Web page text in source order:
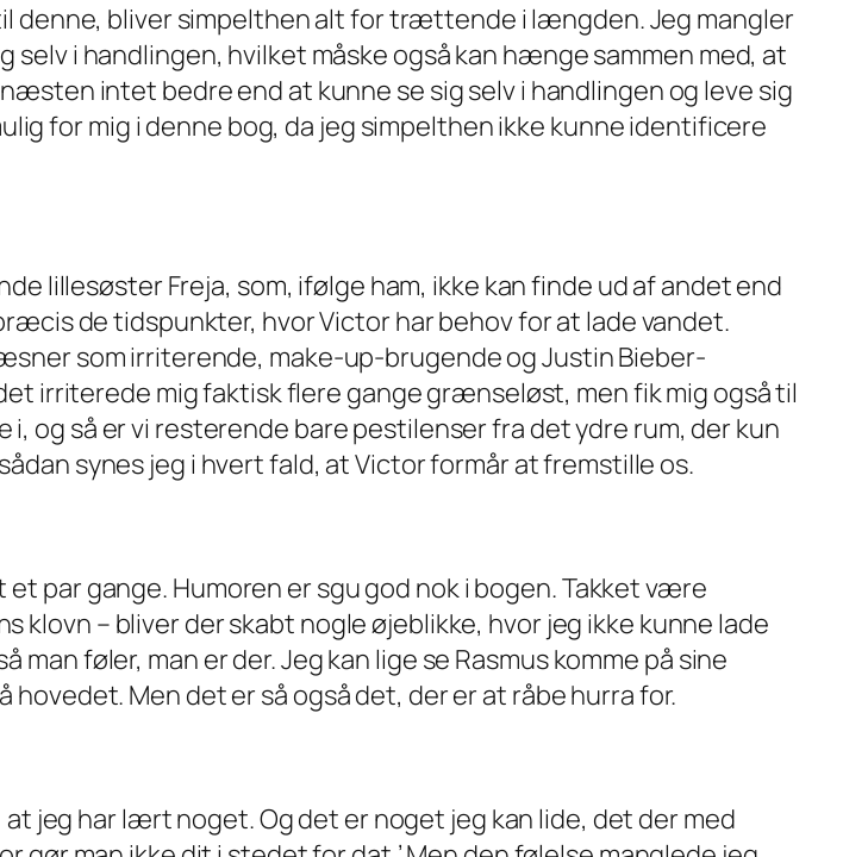
denne, bliver simpelthen alt for trættende i længden. Jeg mangler
i handlingen, hvilket måske også kan hænge sammen med, at
intet bedre end at kunne se sig selv i handlingen og leve sig
for mig i denne bog, da jeg simpelthen ikke kunne identificere
lillesøster Freja, som, ifølge ham, ikke kan finde ud af andet end
de tidspunkter, hvor Victor har behov for at lade vandet.
som irriterende, make-up-brugende og Justin Bieber-
irriterede mig faktisk flere gange grænseløst, men fik mig også til
og så er vi resterende bare pestilenser fra det ydre rum, der kun
synes jeg i hvert fald, at Victor formår at fremstille os.
par gange. Humoren er sgu god nok i bogen. Takket være
klovn – bliver der skabt nogle øjeblikke, hvor jeg ikke kunne lade
føler, man er der. Jeg kan lige se Rasmus komme på sine
Men det er så også det, der er at råbe hurra for.
jeg har lært noget. Og det er noget jeg kan lide, det der med